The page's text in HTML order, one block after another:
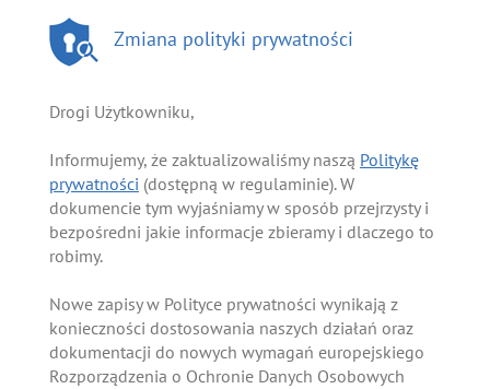
Zmiana polityki prywatności
Drogi Użytkowniku,
Informujemy, że zaktualizowaliśmy naszą Politykę
prywatności (dostępną w regulaminie). W
dokumencie tym wyjaśniamy w sposób przejrzysty i
bezpośredni jakie informacje zbieramy i dlaczego to
robimy.
Nowe zapisy w Polityce prywatności wynikają z
konieczności dostosowania naszych działań oraz
dokumentacji do nowych wymagań europejskiego
Rozporządzenia o Ochronie Danych Osobowych